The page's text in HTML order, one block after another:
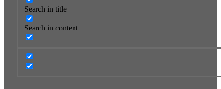
Search in title
Search in content